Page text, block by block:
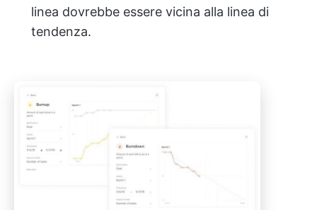
linea dovrebbe essere vicina alla linea di
tendenza.